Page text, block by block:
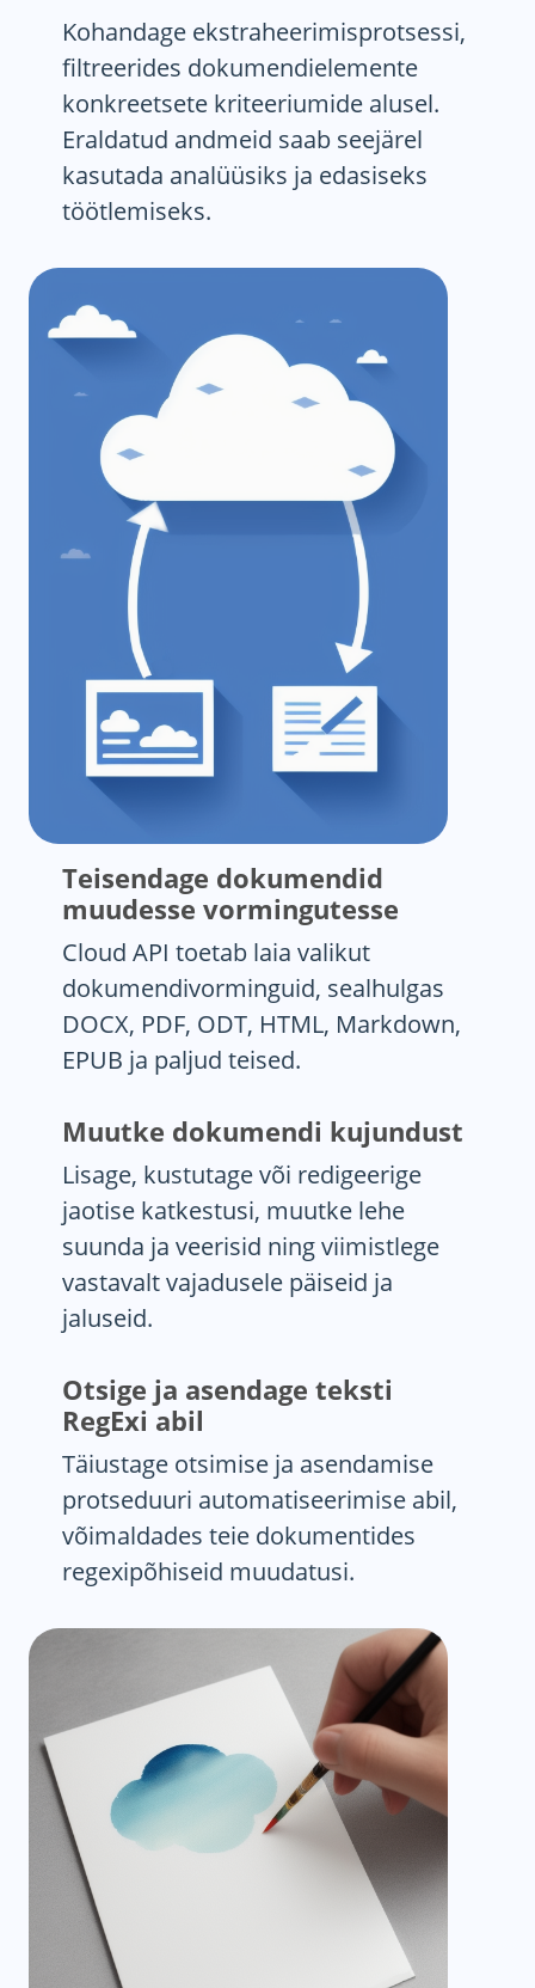
Kohandage ekstraheerimisprotsessi,
filtreerides dokumendielemente
konkreetsete kriteeriumide alusel.
Eraldatud andmeid saab seejärel
kasutada analüüsiks ja edasiseks
töötlemiseks.
Teisendage dokumendid
muudesse vormingutesse
Cloud API toetab laia valikut
dokumendivorminguid, sealhulgas
DOCX, PDF, ODT, HTML, Markdown,
EPUB ja paljud teised.
Muutke dokumendi kujundust
Lisage, kustutage või redigeerige
jaotise katkestusi, muutke lehe
suunda ja veerisid ning viimistlege
vastavalt vajadusele päiseid ja
jaluseid.
Otsige ja asendage teksti
RegExi abil
Täiustage otsimise ja asendamise
protseduuri automatiseerimise abil,
võimaldades teie dokumentides
regexipõhiseid muudatusi.